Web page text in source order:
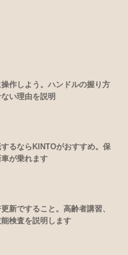
作しよう。ハンドルの握り方
い理由を説明
るならKINTOがおすすめ。保
が乗れます
新ですること。高齢者講習、
検査を説明します